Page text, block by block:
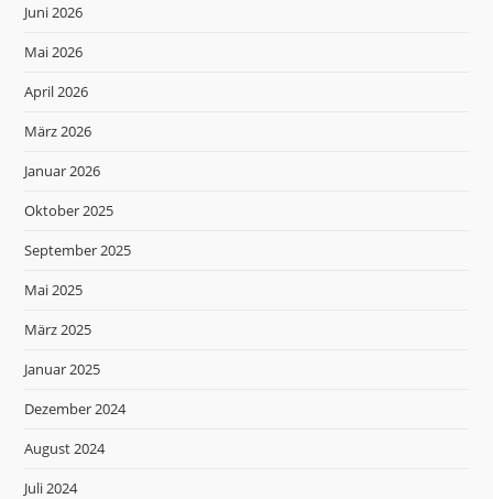
Juni 2026
Mai 2026
April 2026
März 2026
Januar 2026
Oktober 2025
September 2025
Mai 2025
März 2025
Januar 2025
Dezember 2024
August 2024
Juli 2024